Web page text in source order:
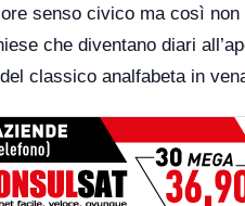
senso civico ma così
che diventano diari
classico analfabeta in